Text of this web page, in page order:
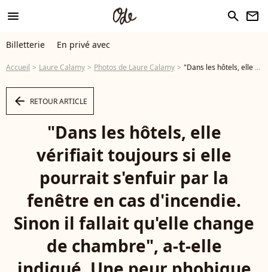
menu search newsletter
Billetterie En privé avec
Accueil Laure Calamy Photos de Laure Calamy "Dans les hôtels, elle vérifiait toujours si elle pourrait s'enfuir par la fenêtre en cas d'incendie. Sinon il fallait qu'elle change de chambre", a-t-elle indiqué. Une peur phobique que Laure Calamy a depuis l'enfance. Laure Calamy en photocall pour le téléfilm en compétition "Je ne me laisserai plus faire" lors de la 26ème édition du Festival de la fiction télé de La Rochelle, France, le 12 septembre 2024. © Patrick Bernard/Bestimage - Photo
arrow_left RETOUR ARTICLE
"Dans les hôtels, elle
vérifiait toujours si elle
pourrait s'enfuir par la
fenêtre en cas d'incendie.
Sinon il fallait qu'elle change
de chambre", a-t-elle